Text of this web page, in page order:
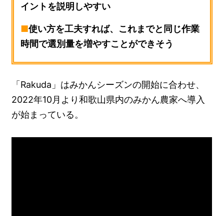
イントを説明しやすい
■使い方を工夫すれば、これまでと同じ作業
時間で選別量を増やすことができそう
「Rakuda」はみかんシーズンの開始に合わせ、
2022年10月より和歌山県内のみかん農家へ導入
が始まっている。